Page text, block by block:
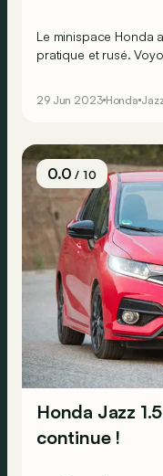
Le minispace Honda
pratique et rusé.
29 Jun 2023 Honda
0.0/ 10
Honda Jazz
continue !